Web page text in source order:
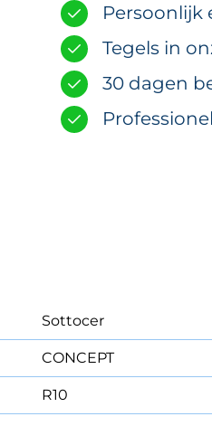
Persoonlijk
Tegels in
30 dagen
Sottocer
CONCEPT
R10